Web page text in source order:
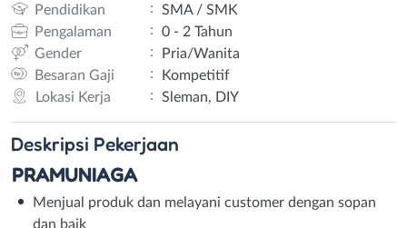
Pendidikan :
SMA / SMK
Pengalaman
:
0 - 2 Tahun
Gender
:
Pria/Wanita
Besaran Gaji
:
Kompetitif
Lokasi Kerja
: Sleman, DIY
Deskripsi Pekerjaan
PRAMUNIAGA
Menjual produk dan melayani customer dengan sopan
dan baik